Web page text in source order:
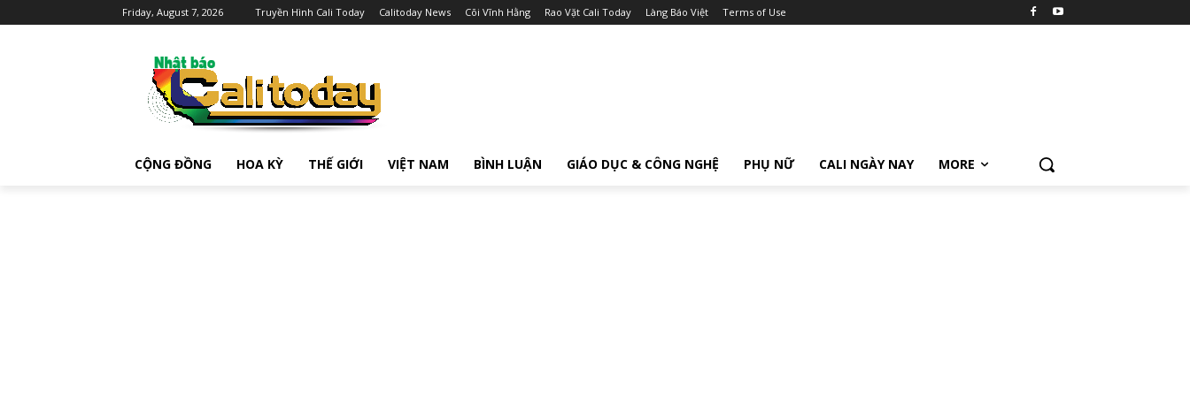
Friday, August 7, 2026 Truyền Hình Cali Today Calitoday News Cõi Vĩnh Hằng Rao Vặt Cali Today Làng Báo Việt Terms of Use
CỘNG ĐỒNG HOA KỲ THẾ GIỚI VIỆT NAM BÌNH LUẬN GIÁO DỤC & CÔNG NGHỆ PHỤ NỮ CALI NGÀY NAY MORE